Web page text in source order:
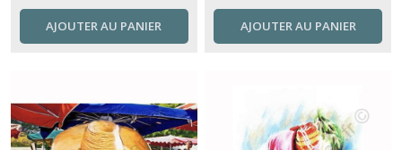
AJOUTER AU PANIER AJOUTER AU PANIER